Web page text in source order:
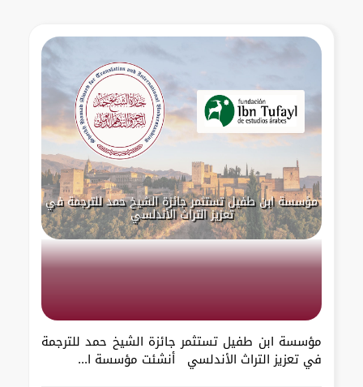
مؤسسة ابن طفيل تستثمر جائزة الشيخ حمد للترجمة في
تعزيز التراث الأندلسي
مؤسسة ابن طفيل تستثمر جائزة الشيخ حمد للترجمة
في تعزيز التراث الأندلسي أنشئت مؤسسة ا...